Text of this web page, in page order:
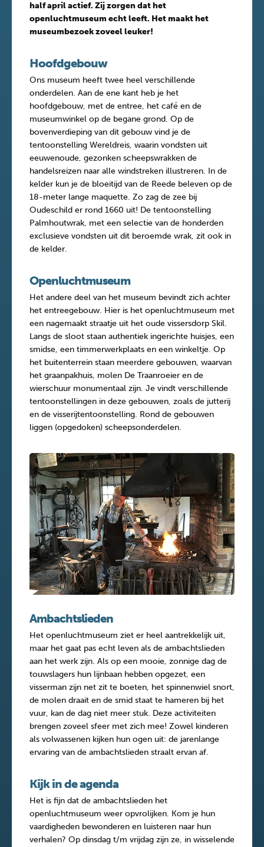
half april actief. Zij zorgen dat het
openluchtmuseum echt leeft. Het maakt het
museumbezoek zoveel leuker!
Hoofdgebouw
Ons museum heeft twee heel verschillende
onderdelen. Aan de ene kant heb je het
hoofdgebouw, met de entree, het café en de
museumwinkel op de begane grond. Op de
bovenverdieping van dit gebouw vind je de
tentoonstelling Wereldreis, waarin vondsten uit
eeuwenoude, gezonken scheepswrakken de
handelsreizen naar alle windstreken illustreren. In de
kelder kun je de bloeitijd van de Reede beleven op de
18-meter lange maquette. Zo zag de zee bij
Oudeschild er rond 1660 uit! De tentoonstelling
Palmhoutwrak, met een selectie van de honderden
exclusieve vondsten uit dit beroemde wrak, zit ook in
de kelder.
Openluchtmuseum
Het andere deel van het museum bevindt zich achter
het entreegebouw. Hier is het openluchtmuseum met
een nagemaakt straatje uit het oude vissersdorp Skil.
Langs de sloot staan authentiek ingerichte huisjes, een
smidse, een timmerwerkplaats en een winkeltje. Op
het buitenterrein staan meerdere gebouwen, waarvan
het graanpakhuis, molen De Traanroeier en de
wierschuur monumentaal zijn. Je vindt verschillende
tentoonstellingen in deze gebouwen, zoals de jutterij
en de visserijtentoonstelling. Rond de gebouwen
liggen (opgedoken) scheepsonderdelen.
Ambachtslieden
Het openluchtmuseum ziet er heel aantrekkelijk uit,
maar het gaat pas echt leven als de ambachtslieden
aan het werk zijn. Als op een mooie, zonnige dag de
touwslagers hun lijnbaan hebben opgezet, een
visserman zijn net zit te boeten, het spinnenwiel snort,
de molen draait en de smid staat te hameren bij het
vuur, kan de dag niet meer stuk. Deze activiteiten
brengen zoveel sfeer met zich mee! Zowel kinderen
als volwassenen kijken hun ogen uit: de jarenlange
ervaring van de ambachtslieden straalt ervan af.
Kijk in de agenda
Het is fijn dat de ambachtslieden het
openluchtmuseum weer opvrolijken. Kom je hun
vaardigheden bewonderen en luisteren naar hun
verhalen? Op dinsdag t/m vrijdag zijn ze, in wisselende